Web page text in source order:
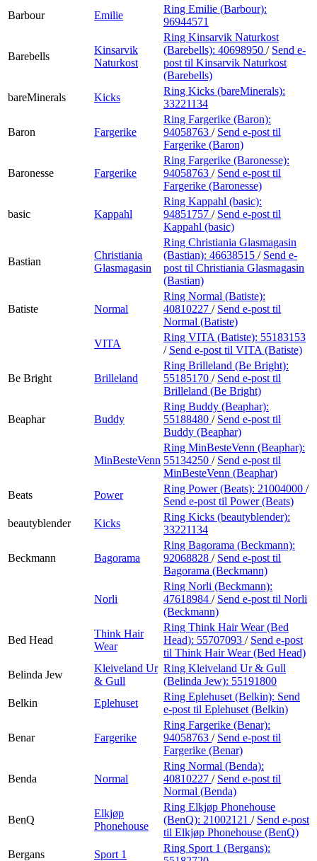
Barbour
Emilie
Ring Emilie (Barbour):
96944571
Barebells
Kinsarvik
Naturkost
Ring Kinsarvik Naturkost
(Barebells): 40698950 / Send e-
post til Kinsarvik Naturkost
(Barebells)
bareMinerals
Kicks
Ring Kicks (bareMinerals):
33221134
Baron Fargerike
Ring Fargerike (Baron):
94058763 / Send e-post til
Fargerike (Baron)
Baronesse Fargerike
Ring Fargerike (Baronesse):
94058763 / Send e-post til
Fargerike (Baronesse)
basic Kappahl
Ring Kappahl (basic):
94851757 / Send e-post til
Kappahl (basic)
Bastian
Christiania
Glasmagasin
Ring Christiania Glasmagasin
(Bastian): 46638515 / Send e-
post til Christiania Glasmagasin
(Bastian)
Batiste Normal
Ring Normal (Batiste):
40810227 / Send e-post til
Normal (Batiste)
VITA
Ring VITA (Batiste): 55183153
/ Send e-post til VITA (Batiste)
Be Bright Brilleland
Ring Brilleland (Be Bright):
55185170 / Send e-post til
Brilleland (Be Bright)
Beaphar Buddy
Ring Buddy (Beaphar):
55188480 / Send e-post til
Buddy (Beaphar)
MinBesteVenn
Ring MinBesteVenn (Beaphar):
55134250 / Send e-post til
MinBesteVenn (Beaphar)
Beats
Power
Ring Power (Beats): 21004000 /
Send e-post til Power (Beats)
beautyblender
Kicks
Ring Kicks (beautyblender):
33221134
Beckmann Bagorama
Ring Bagorama (Beckmann):
92068828 / Send e-post til
Bagorama (Beckmann)
Norli
Ring Norli (Beckmann):
47618984 / Send e-post til Norli
(Beckmann)
Bed Head
Think Hair
Wear
Ring Think Hair Wear (Bed
Head): 55707093 / Send e-post
til Think Hair Wear (Bed Head)
Belinda Jew
Kleiveland Ur
& Gull
Ring Kleiveland Ur & Gull
(Belinda Jew): 55191800
Belkin
Eplehuset
Ring Eplehuset (Belkin): Send
e-post til Eplehuset (Belkin)
Benar Fargerike
Ring Fargerike (Benar):
94058763 / Send e-post til
Fargerike (Benar)
Benda Normal
Ring Normal (Benda):
40810227 / Send e-post til
Normal (Benda)
BenQ
Elkjøp
Phonehouse
Ring Elkjøp Phonehouse
(BenQ): 21002121 / Send e-post
til Elkjøp Phonehouse (BenQ)
Bergans
Sport 1
Ring Sport 1 (Bergans):